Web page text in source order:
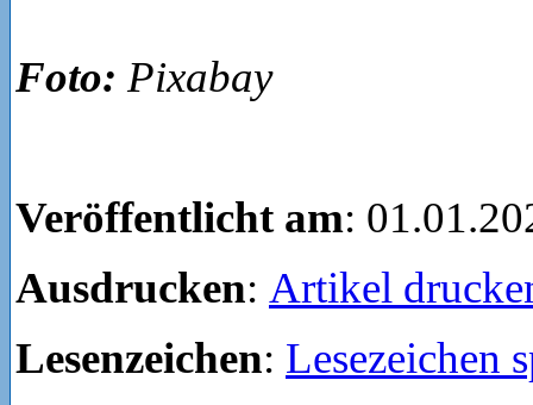
Foto: Pixabay
Veröffentlicht am:
Ausdrucken: Artikel
Lesenzeichen: Lesezeichen